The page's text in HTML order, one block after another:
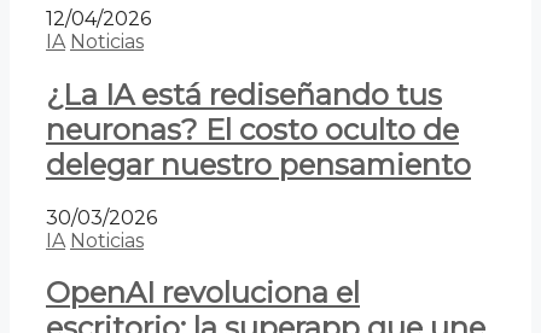
12/04/2026
IA Noticias
¿La IA está rediseñando tus
neuronas? El costo oculto de
delegar nuestro pensamiento
30/03/2026
IA Noticias
OpenAI revoluciona el